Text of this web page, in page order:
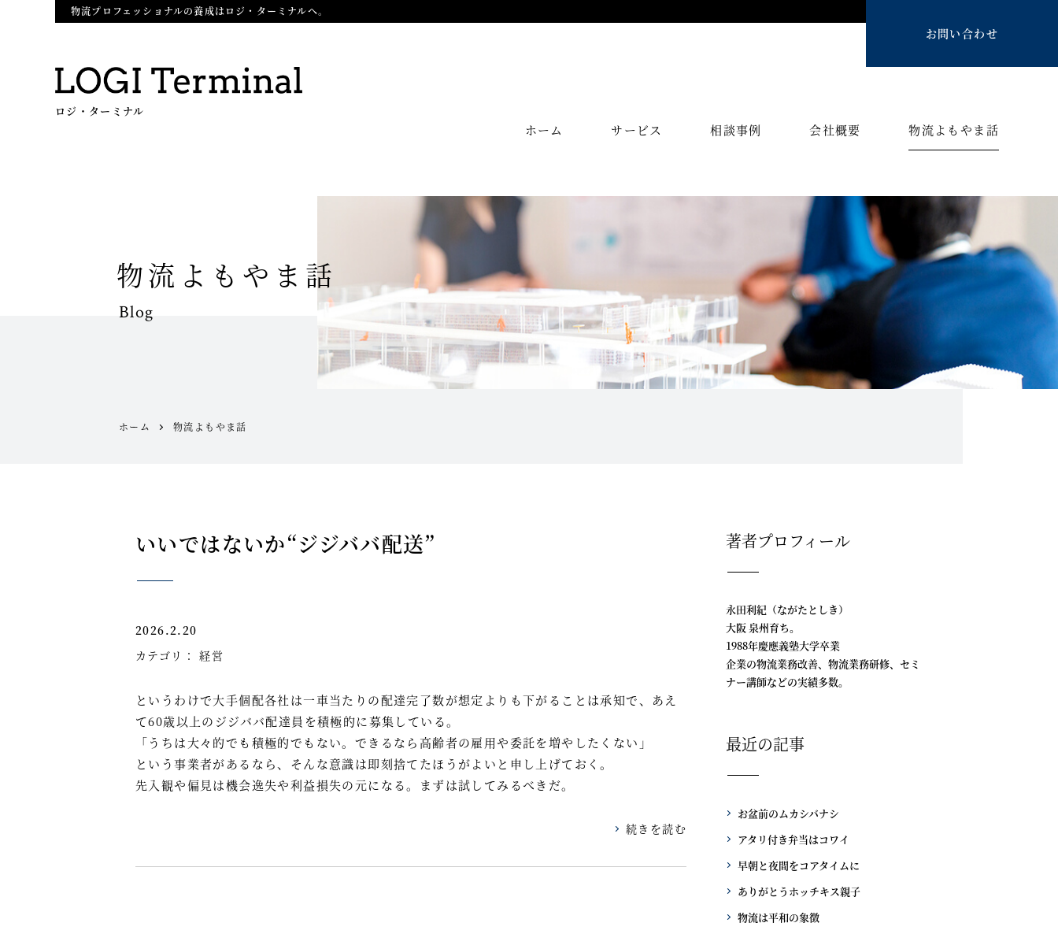
物流プロフェッショナルの養成はロジ・ターミナルへ。
お問い合わせ
ロジ・ターミナル
ホーム サービス 相談事例 会社概要 物流よもやま話
物流よもやま話
Blog
ホーム 物流よもやま話
いいではないか“ジジババ配送”
2026.2.20
カテゴリ：経営
というわけで大手個配各社は一車当たりの配達完了数が想定よりも下がることは承知で、あえ
て60歳以上のジジババ配達員を積極的に募集している。
「うちは大々的でも積極的でもない。できるなら高齢者の雇用や委託を増やしたくない」
という事業者があるなら、そんな意識は即刻捨てたほうがよいと申し上げておく。
先入観や偏見は機会逸失や利益損失の元になる。まずは試してみるべきだ。
続きを読む
著者プロフィール
永田利紀（ながたとしき）
大阪 泉州育ち。
1988年慶應義塾大学卒業
企業の物流業務改善、物流業務研修、セミ
ナー講師などの実績多数。
最近の記事
お盆前のムカシバナシ
アタリ付き弁当はコワイ
早朝と夜間をコアタイムに
ありがとうホッチキス親子
物流は平和の象徴